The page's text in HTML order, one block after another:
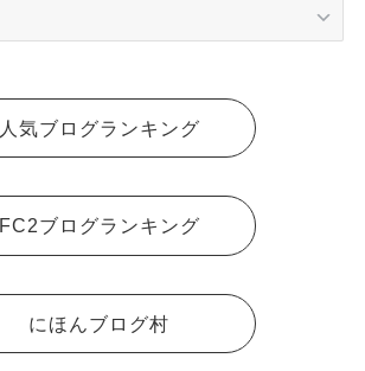
人気ブログランキング
FC2ブログランキング
にほんブログ村